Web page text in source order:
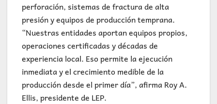
perforación, sistemas de fractura de alta
presión y equipos de producción temprana.
“Nuestras entidades aportan equipos propios,
operaciones certificadas y décadas de
experiencia local. Eso permite la ejecución
inmediata y el crecimiento medible de la
producción desde el primer día”, afirma Roy A.
Ellis, presidente de LEP.